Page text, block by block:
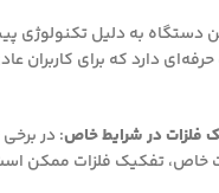
دستگاه به دلیل تکنولوژی
دارد که برای کاربران
فلزات در شرایط خاص: در
خاص، تفکیک فلزات ممکن